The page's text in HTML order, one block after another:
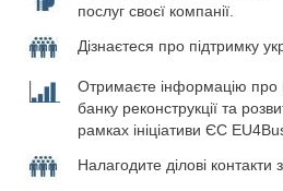
послуг своєї компанії.
Дізнаєтеся про підтримку
Отримаєте інформацію про
банку реконструкції та
рамках ініціативи ЄС
Налагодите ділові